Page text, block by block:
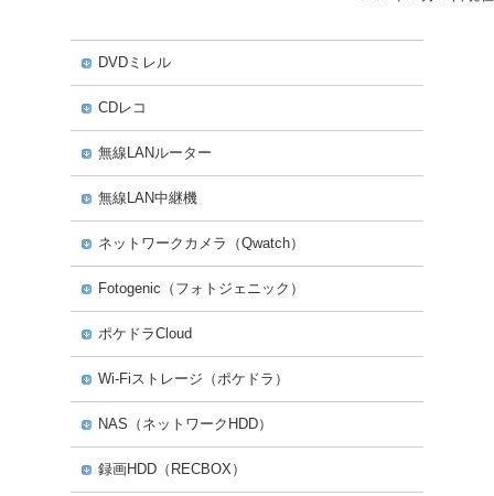
DVDミレル
CDレコ
無線LANルーター
無線LAN中継機
ネットワークカメラ（Qwatch）
Fotogenic（フォトジェニック）
ポケドラCloud
Wi-Fiストレージ（ポケドラ）
NAS（ネットワークHDD）
録画HDD（RECBOX）